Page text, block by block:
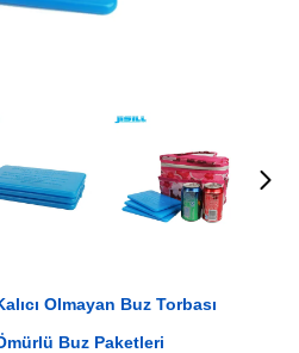
Olmayan Buz Torbası
Buz Paketleri